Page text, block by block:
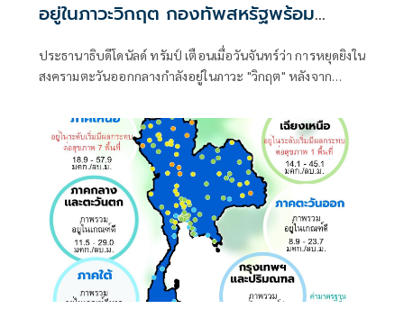
อยู่ในภาวะวิกฤต กองทัพสหรัฐพร้อม
ประธานาธิบดีโดนัลด์ ทรัมป์ เตือนเมื่อวันจันทร์ว่า การหยุดยิงใน
สงครามตะวันออกกลางกำลังอยู่ในภาวะ "วิกฤต" หลังจาก
พร้อมที่จะตอบโต้ต่อการกระทำที่ก้าวร้าวใดๆ